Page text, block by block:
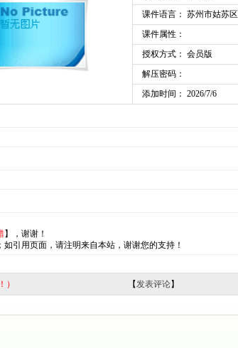
课件语言： 苏州市姑苏区
课件属性：
授权方式： 会员版
解压密码：
添加时间： 2026/7/6
】，谢谢！
引用页面，请注明来自本站，谢谢您的支持！
） 【发表评论】